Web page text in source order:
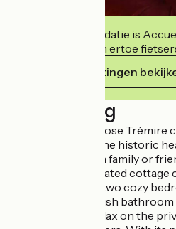
Deze accommodatie is
en verbindt zich ertoe
Haar verplichtingen
Beschrijving
Discover the La Rose Trémire
of peace right in the historic
for a vacation with family or
Cl%E9vacances-rated
modernity. Enjoy two cozy
kitchen, and a stylish
On sunny days, relax on the